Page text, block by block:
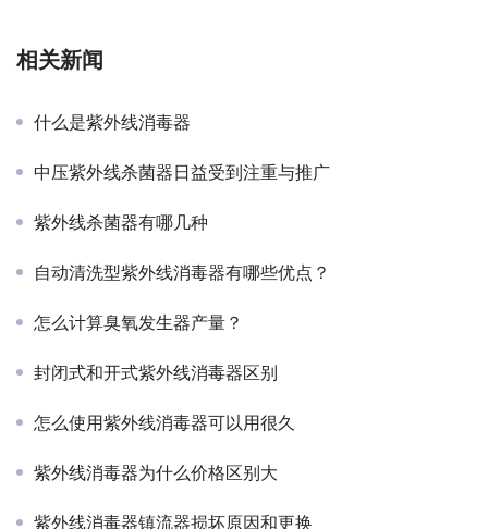
相关新闻
什么是紫外线消毒器
中压紫外线杀菌器日益受到注重与推广
紫外线杀菌器有哪几种
自动清洗型紫外线消毒器有哪些优点？
怎么计算臭氧发生器产量？
封闭式和开式紫外线消毒器区别
怎么使用紫外线消毒器可以用很久
紫外线消毒器为什么价格区别大
紫外线消毒器镇流器损坏原因和更换